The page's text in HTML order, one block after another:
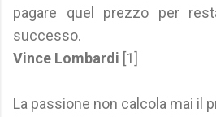
pagare quel prezzo per
successo.
Vince Lombardi [1]
La passione non calcola mai il